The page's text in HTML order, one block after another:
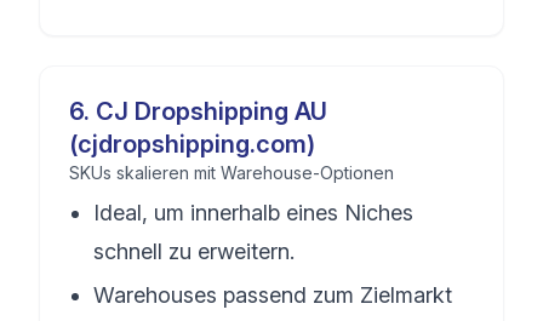
6. CJ Dropshipping AU
(cjdropshipping.com)
SKUs skalieren mit Warehouse-Optionen
Ideal, um innerhalb eines Niches
schnell zu erweitern.
Warehouses passend zum Zielmarkt